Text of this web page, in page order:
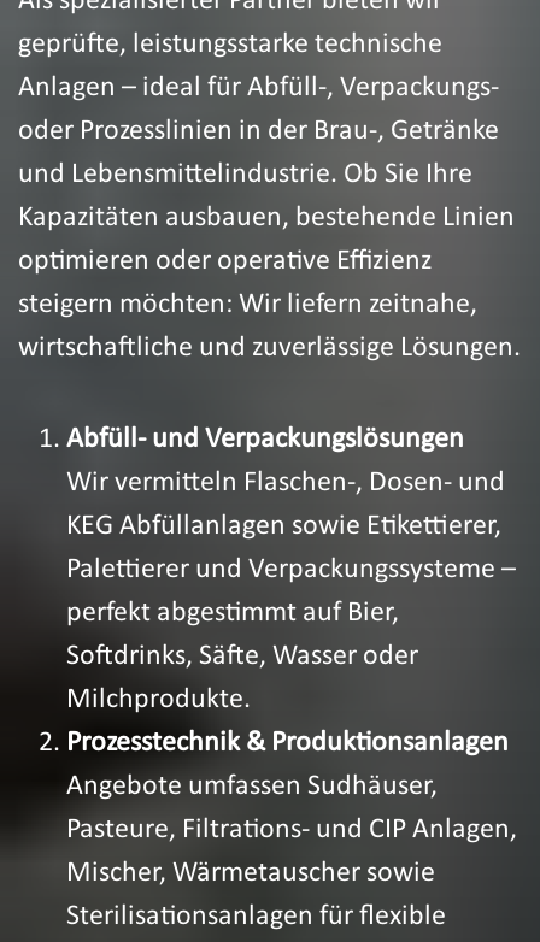
geprüfte, leistungsstarke technische
Anlagen – ideal für Abfüll-, Verpackungs-
oder Prozesslinien in der Brau-, Getränke
und Lebensmittelindustrie. Ob Sie Ihre
Kapazitäten ausbauen, bestehende Linien
optimieren oder operative Effizienz
steigern möchten: Wir liefern zeitnahe,
wirtschaftliche und zuverlässige Lösungen.
Abfüll- und Verpackungslösungen
Wir vermitteln Flaschen-, Dosen- und
KEG Abfüllanlagen sowie Etikettierer,
Palettierer und Verpackungssysteme –
perfekt abgestimmt auf Bier,
Softdrinks, Säfte, Wasser oder
Milchprodukte.
Prozesstechnik & Produktionsanlagen
Angebote umfassen Sudhäuser,
Pasteure, Filtrations- und CIP Anlagen,
Mischer, Wärmetauscher sowie
Sterilisationsanlagen für flexible